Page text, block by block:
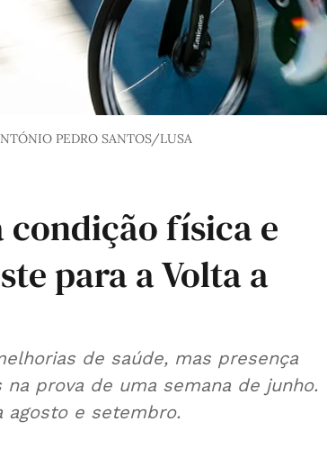
PEDRO SANTOS/LUSA
física e
para a Volta a
de saúde, mas presença
prova de uma semana de junho.
agosto e setembro.